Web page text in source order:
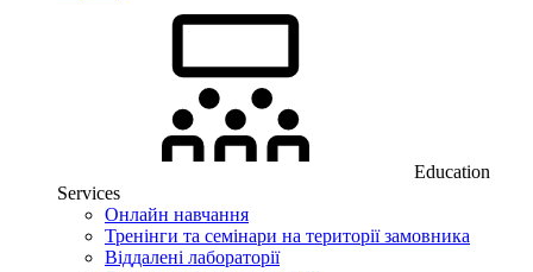
Education
Services
Онлайн навчання
Тренінги та семінари на території замовника
Віддалені лабораторії